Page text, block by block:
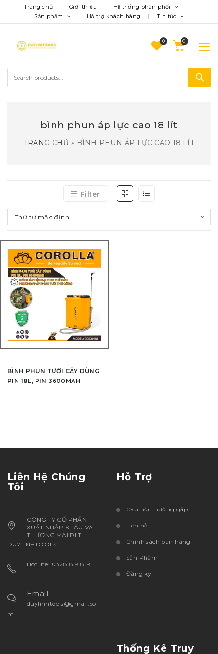
Trang chủ Giới thiệu
Hệ thống phân phối
Sản phẩm
Hỗ trợ khách hàng Tin tức
0
bình phun áp lực cao 18 lít
TRANG CHỦ » BÌNH PHUN ÁP LỰC CAO 18 LÍT
Filter
Thứ tự mặc định
BÌNH PHUN TƯỚI CÂY DÙNG
PIN 18L, PIN 3600MAH
Liên Hệ Chúng
Tôi
CÔNG TY CỔ PHẦN
XUẤT NHẬP KHẨU VÀ
THƯƠNG MẠI DLT
DUYLINHTOOLS
Hotline: 0328.819.819
Email:
duylinhtools@gmail.co
m
Hỗ Trợ
Câu hỏi thường gặp
Liên hệ
Chính sách bán hàng
Sản Phẩm
Đăng ký
Thống Kê Truy